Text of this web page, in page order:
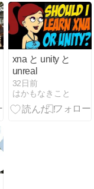
回
xna と unity と
unreal
32日前
はかもなきこと